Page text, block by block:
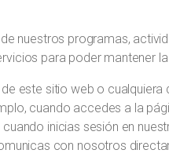
nuestros programas,
para poder mantener
este sitio web o
cuando accedes a la
inicias sesión en
con nosotros